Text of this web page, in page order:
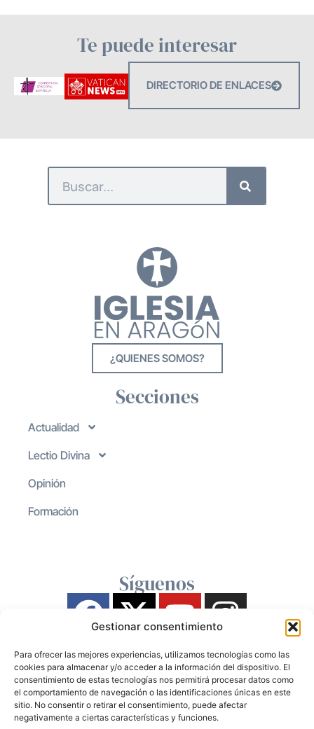
Gestionar consentimiento
Para ofrecer las mejores experiencias, utilizamos tecnologías como las
cookies para almacenar y/o acceder a la información del dispositivo. El
consentimiento de estas tecnologías nos permitirá procesar datos como
el comportamiento de navegación o las identificaciones únicas en este
sitio. No consentir o retirar el consentimiento, puede afectar
negativamente a ciertas características y funciones.
Te puede interesar
DIRECTORIO DE ENLACES
¿QUIENES SOMOS?
Secciones
Actualidad
Lectio Divina
Opinión
Formación
Síguenos